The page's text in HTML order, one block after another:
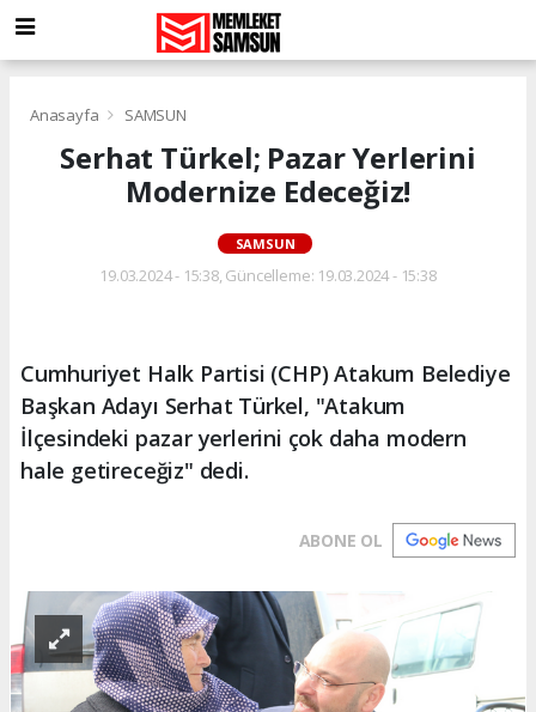
Anasayfa SAMSUN
Serhat Türkel; Pazar Yerlerini
Modernize Edeceğiz!
SAMSUN
19.03.2024 - 15:38, Güncelleme: 19.03.2024 - 15:38
Cumhuriyet Halk Partisi (CHP) Atakum Belediye
Başkan Adayı Serhat Türkel, "Atakum
İlçesindeki pazar yerlerini çok daha modern
hale getireceğiz" dedi.
ABONE OL